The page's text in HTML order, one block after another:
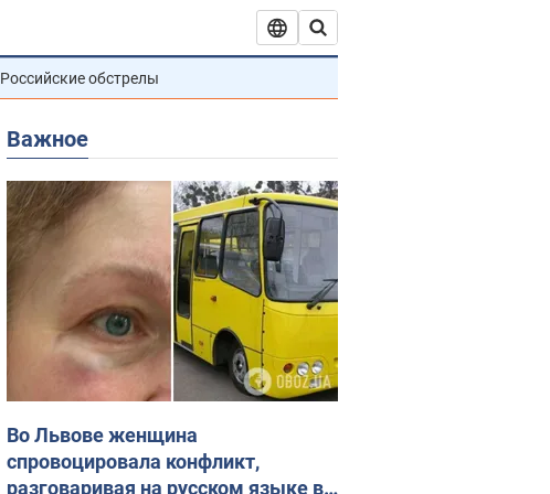
Российские обстрелы
Важное
Во Львове женщина
спровоцировала конфликт,
разговаривая на русском языке в